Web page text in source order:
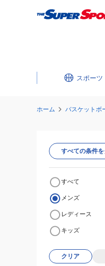
スポーツ
ホーム バスケットボ
すべての条件
すべて
メンズ
レディース
キッズ
クリア